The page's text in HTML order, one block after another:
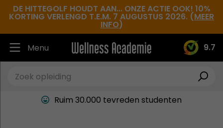
DE HITTEGOLF HOUDT AAN... ONZE ACTIE OOK! 10%
KORTING VERLENGD T.E.M. 7 AUGUSTUS 2026. (MEER
INFO)
9.7
Menu